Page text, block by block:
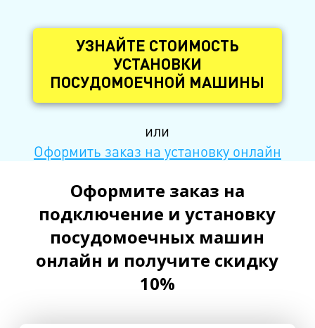
УЗНАЙТЕ СТОИМОСТЬ
УСТАНОВКИ
ПОСУДОМОЕЧНОЙ МАШИНЫ
или
Оформить заказ на установку онлайн
Оформите заказ на
подключение и установку
посудомоечных машин
онлайн и получите скидку
10%